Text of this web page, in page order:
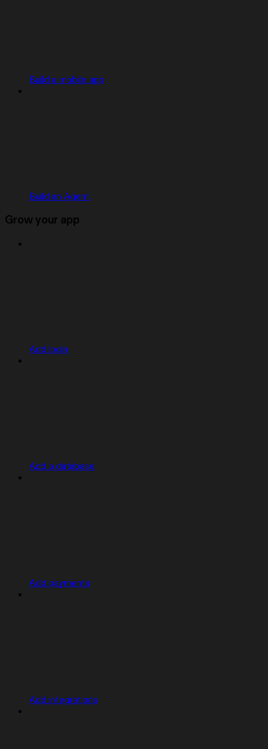
Build a mobile app
Build an Agent
Grow your app
Add login
Add a database
Add payments
Add integrations